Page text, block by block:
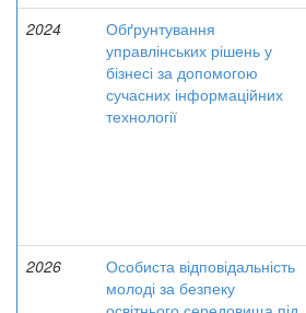
2024
Обґрунтування
управлінських рішень у
бізнесі за допомогою
сучасних інформаційних
технології
2026
Особиста відповідальність
молоді за безпеку